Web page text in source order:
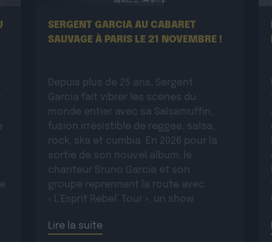
SERGENT GARCIA AU CABARET
SAUVAGE À PARIS LE 21 NOVEMBRE !
Depuis plus de 25 ans, Sergent
Garcia fait vibrer les scènes du
monde entier avec sa Salsamuffin,
fusion irrésistible de reggae, salsa,
rock, ska et cumbia. En 2026 pour la
sortie de son nouvel album, le
chanteur Bruno Garcia et son
groupe reprennent la route avec
« L’Esprit Rebel’ Tour », un show
une énergie toujours plus électrique.
Lire la suite